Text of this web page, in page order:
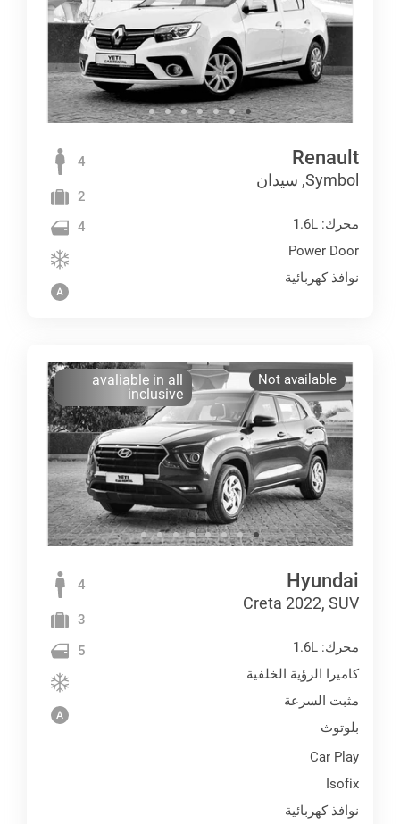
Renault
Symbol, سيدان
محرك: 1.6L
Power Door
نوافذ كهربائية
4
2
4
Not available
avaliable in all
inclusive
Hyundai
Creta 2022, SUV
محرك: 1.6L
كاميرا الرؤية الخلفية
مثبت السرعة
بلوتوث
Car Play
Isofix
نوافذ كهربائية
4
3
5